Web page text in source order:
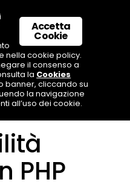
PHP
Accetta
Cookie
nella cookie policy.
il consenso a
la Cookies
banner, cliccando su
la navigazione
all’uso dei cookie.